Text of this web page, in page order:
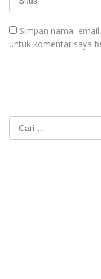
Simpan nama,
untuk komentar saya
Cari
untuk: